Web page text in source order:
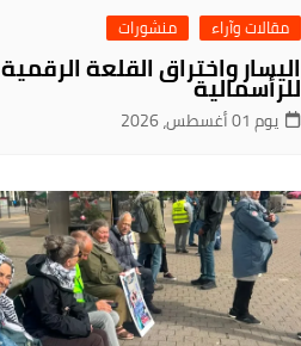
مقالات وآراء منشورات
اليسار واختراق القلعة الرقمية
للرأسمالية
يوم 01 أغسطس، 2026